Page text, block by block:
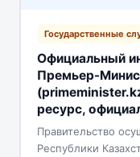
Государственные
Официальный
Премьер-
ресурс,
Правительство
Республики